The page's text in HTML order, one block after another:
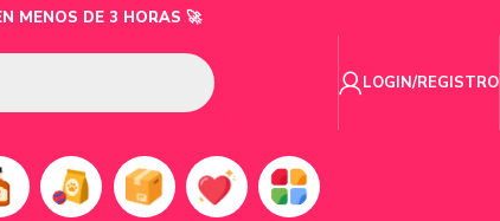
MENOS DE 3 HORAS 🚀
LOGIN/REGISTRO